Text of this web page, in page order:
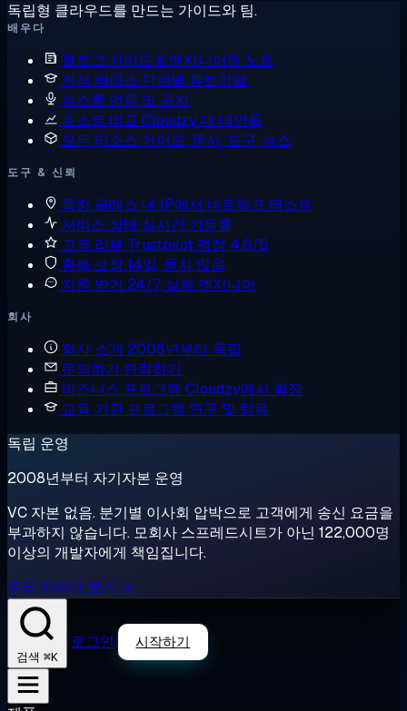
독립형 클라우드를 만드는 가이드와 팀.
배우다
블로그 가이드 & 엔지니어링 노트
지식 베이스 단계별 튜토리얼
뉴스룸 언론 및 공지
호스트 비교 Cloudzy 대 대안들
모든 리소스 가이드, 문서, 도구, 뉴스
도구 & 신뢰
룩킹 글래스 내 IP에서 네트워크 테스트
서비스 상태 실시간 가동률
고객 리뷰 Trustpilot 평점 4.6/5
환불 보장14일, 묻지 않음
지원 받기 24/7, 실제 엔지니어
회사
회사 소개 2008년부터 독립
문의하기 연락하기
비즈니스 프로그램 Cloudzy에서 확장
교육 기관 프로그램 연구 및 팀용
독립 운영
2008년부터 자기자본 운영
VC 자본 없음. 분기별 이사회 압박으로 고객에게 송신 요금을
부과하지 않습니다. 모회사 스프레드시트가 아닌 122,000명
이상의 개발자에게 책임집니다.
우리 이야기 보기 →
검색 ⌘K
로그인 시작하기